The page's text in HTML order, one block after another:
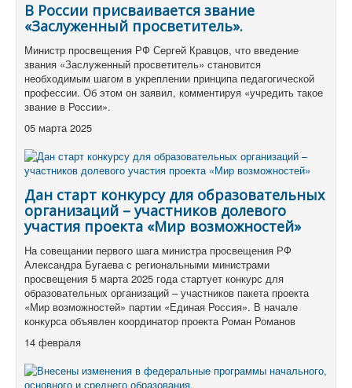
В России присваивается звание
«Заслуженный просветитель».
Министр просвещения РФ Сергей Кравцов, что введение
звания «Заслуженный просветитель» становится
необходимым шагом в укреплении принципа педагогической
профессии. Об этом он заявил, комментируя «учредить такое
звание в России».
05 марта 2025
Дан старт конкурсу для образовательных
организаций – участников долевого
участия проекта «Мир возможностей»
На совещании первого шага министра просвещения РФ
Александра Бугаева с региональными министрами
просвещения 5 марта 2025 года стартует конкурс для
образовательных организаций – участников пакета проекта
«Мир возможностей» партии «Единая Россия». В начале
конкурса объявлен координатор проекта Роман Романов
14 февраля